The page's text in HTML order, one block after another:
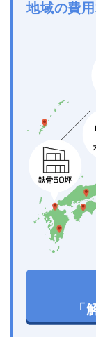
地域の費
「